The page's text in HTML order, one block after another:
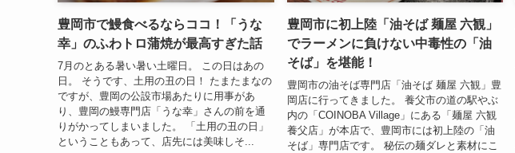
豊岡市で鰻食べるならココ！「うな
幸」のふわトロ蒲焼が最高すぎた話
7月のとある暑い暑い土曜日。 この日はあの
日。 そうです、土用の丑の日！ たまたまなの
ですが、豊岡の公設市場あたりに用事があ
り、豊岡の鰻専門店「うな幸」さんの前を通
りがかってしまいました。 「土用の丑の日」
ということもあって、店先には美味しそ...
豊岡市に初上陸「油そば 麺屋 六観」
でラーメンに負けない中毒性の「油
そば」を堪能！
豊岡市の油そば専門店「油そば 麺屋 六観」豊
岡店に行ってきました。 養父市の道の駅やぶ
内の「COINOBA Village」にある「麺屋 六観
養父店」が本店で、豊岡市には初上陸の「油
そば」専門店です。 秘伝の麺ダレと素材にこ